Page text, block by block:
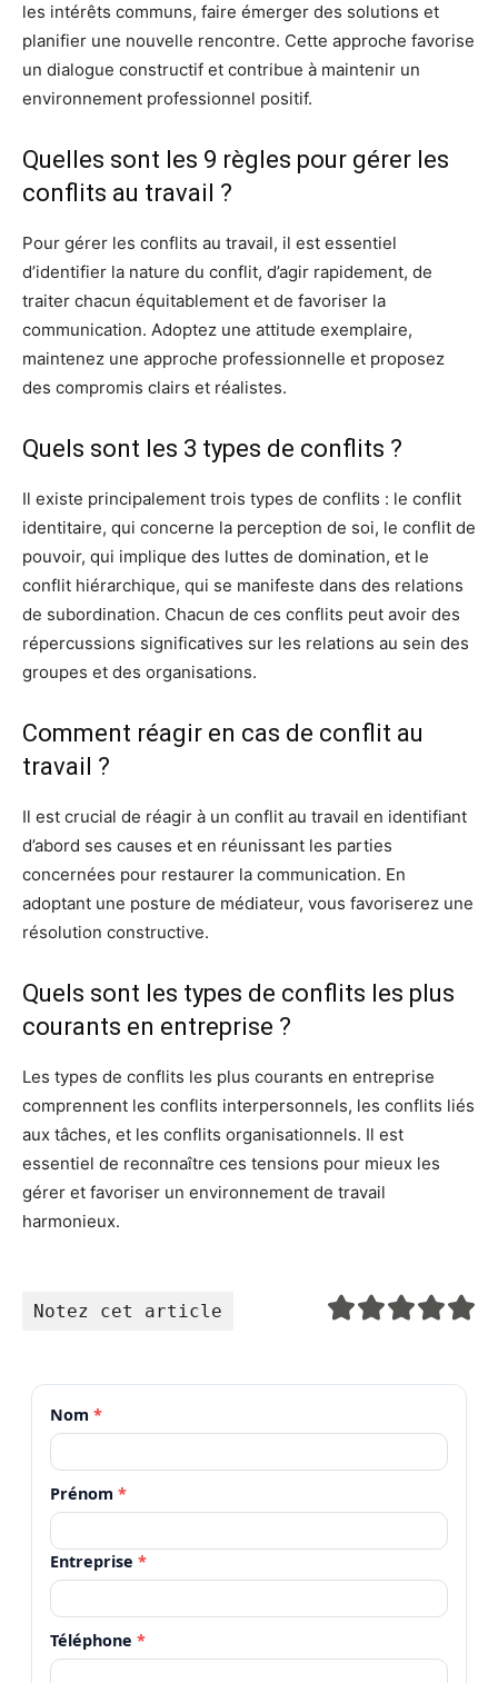
les intérêts communs, faire émerger des solutions et
planifier une nouvelle rencontre. Cette approche favorise
un dialogue constructif et contribue à maintenir un
environnement professionnel positif.
Quelles sont les 9 règles pour gérer les
conflits au travail ?
Pour gérer les conflits au travail, il est essentiel
d’identifier la nature du conflit, d’agir rapidement, de
traiter chacun équitablement et de favoriser la
communication. Adoptez une attitude exemplaire,
maintenez une approche professionnelle et proposez
des compromis clairs et réalistes.
Quels sont les 3 types de conflits ?
Il existe principalement trois types de conflits : le conflit
identitaire, qui concerne la perception de soi, le conflit de
pouvoir, qui implique des luttes de domination, et le
conflit hiérarchique, qui se manifeste dans des relations
de subordination. Chacun de ces conflits peut avoir des
répercussions significatives sur les relations au sein des
groupes et des organisations.
Comment réagir en cas de conflit au
travail ?
Il est crucial de réagir à un conflit au travail en identifiant
d’abord ses causes et en réunissant les parties
concernées pour restaurer la communication. En
adoptant une posture de médiateur, vous favoriserez une
résolution constructive.
Quels sont les types de conflits les plus
courants en entreprise ?
Les types de conflits les plus courants en entreprise
comprennent les conflits interpersonnels, les conflits liés
aux tâches, et les conflits organisationnels. Il est
essentiel de reconnaître ces tensions pour mieux les
gérer et favoriser un environnement de travail
harmonieux.
Notez cet article
Nom *
Prénom *
Entreprise *
Téléphone *